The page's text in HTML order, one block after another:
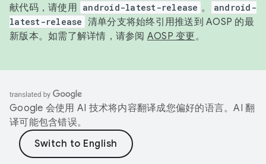
献代码，请使用 android-latest-release 。
android-
latest-release 清单分支将始终引用推送到 AOSP 的最
新版本。如需了解详情，请参阅 AOSP 变更。
Google 会使用 AI 技术将内容翻译成您偏好的语言。AI 翻
译可能包含错误。